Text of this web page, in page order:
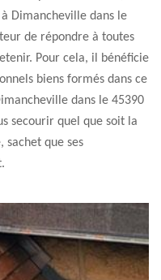
Dimancheville dans le
de répondre à toutes
Pour cela, il bénéficie
biens formés dans ce
dans le 45390
secourir quel que soit la
sachet que ses